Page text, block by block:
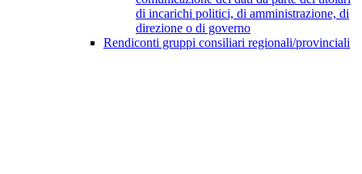
di incarichi politici, di amministrazione, di
direzione o di governo
Rendiconti gruppi consiliari regionali/provinciali